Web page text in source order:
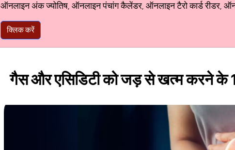
ऑनलाइन अंक ज्योतिष, ऑनलाइन पंचांग कैलेंडर, ऑनलाइन टैरो कार्ड रीडर,
क्लिक करें
गैस और एसिडिटी को जड़ से खत्म करने के